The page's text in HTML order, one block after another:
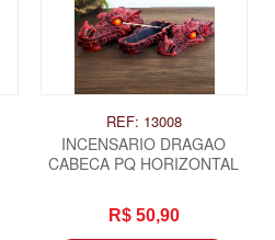
REF: 13008
INCENSARIO DRAGAO
CABECA PQ HORIZONTAL
R$ 50,90